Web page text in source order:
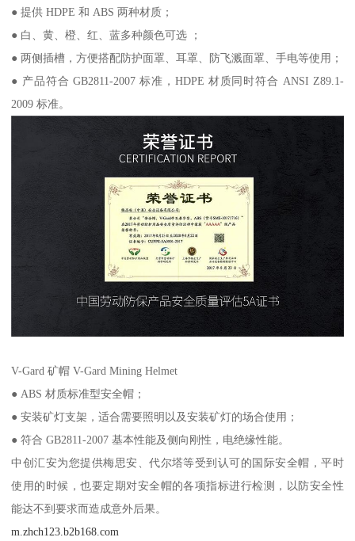
● 提供 HDPE 和 ABS 两种材质；
● 白、黄、橙、红、蓝多种颜色可选 ；
● 两侧插槽，方便搭配防护面罩、耳罩、防飞溅面罩、手电等使用；
● 产品符合 GB2811-2007 标准，HDPE 材质同时符合 ANSI Z89.1-
2009 标准。
V-Gard 矿帽 V-Gard Mining Helmet
● ABS 材质标准型安全帽；
● 安装矿灯支架，适合需要照明以及安装矿灯的场合使用；
● 符合 GB2811-2007 基本性能及侧向刚性，电绝缘性能。
中创汇安为您提供梅思安、代尔塔等受到认可的国际安全帽，平时
使用的时候，也要定期对安全帽的各项指标进行检测，以防安全性
能达不到要求而造成意外后果。
m.zhch123.b2b168.com